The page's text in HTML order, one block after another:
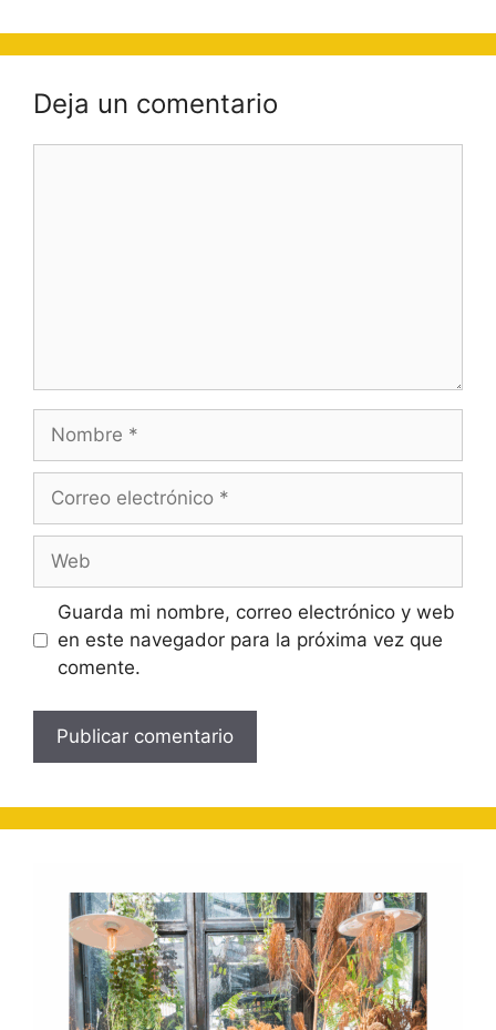
Deja un comentario
Nombre
Correo
Web
Guarda mi nombre, correo electrónico y web
en este navegador para la próxima vez que
comente.